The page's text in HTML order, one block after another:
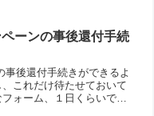
ーンの事後還付手続
事後還付手続きができるよ
これだけ待たせておいて
ォーム、１日くらいで普